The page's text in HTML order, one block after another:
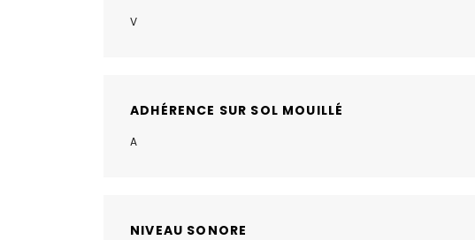
V
ADHÉRENCE SUR SOL MOUILLÉ
A
NIVEAU SONORE